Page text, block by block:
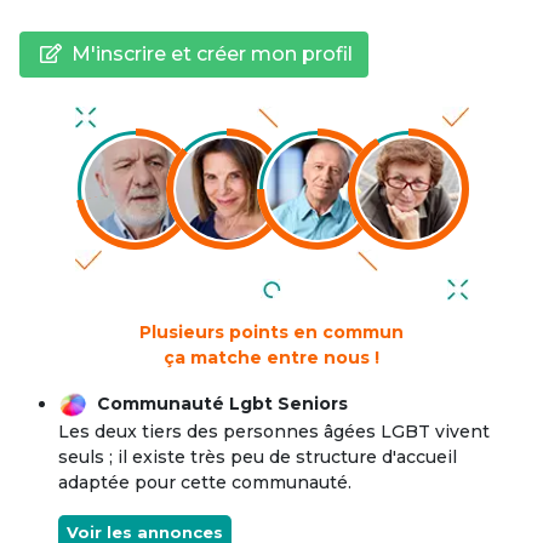
M'inscrire et créer mon profil
Plusieurs points en commun
ça matche entre nous !
Communauté Lgbt Seniors
Les deux tiers des personnes âgées LGBT vivent
seuls ; il existe très peu de structure d'accueil
adaptée pour cette communauté.
Voir les annonces